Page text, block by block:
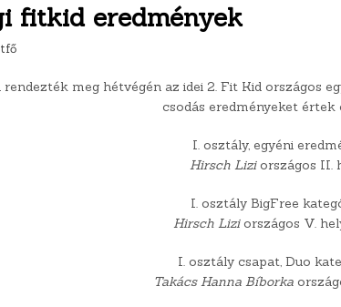
fitkid eredmények
meg hétvégén az idei 2. Fit Kid országos
csodás eredményeket értek
I. osztály, egyéni
Hirsch Liziországos II.
I. osztály BigFree
Hirsch Liziországos V.
I. osztály csapat, Duo
Takács Hanna Bíborka